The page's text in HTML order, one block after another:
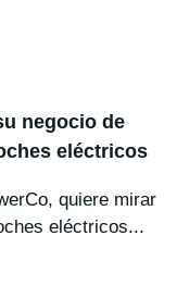
negocio de
eléctricos
quiere mirar
eléctricos...